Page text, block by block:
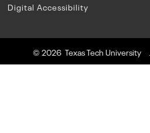
Digital Accessibility
© 2026 Texas Tech University